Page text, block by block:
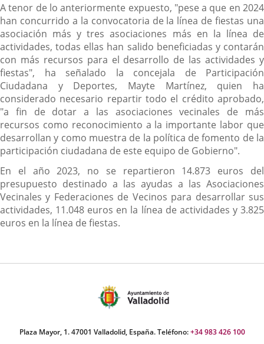
A tenor de lo anteriormente expuesto, "pese a que en 2024
han concurrido a la convocatoria de la línea de fiestas una
asociación más y tres asociaciones más en la línea de
actividades, todas ellas han salido beneficiadas y contarán
con más recursos para el desarrollo de las actividades y
fiestas", ha señalado la concejala de Participación
Ciudadana y Deportes, Mayte Martínez, quien ha
considerado necesario repartir todo el crédito aprobado,
"a fin de dotar a las asociaciones vecinales de más
recursos como reconocimiento a la importante labor que
desarrollan y como muestra de la política de fomento de la
participación ciudadana de este equipo de Gobierno".
En el año 2023, no se repartieron 14.873 euros del
presupuesto destinado a las ayudas a las Asociaciones
Vecinales y Federaciones de Vecinos para desarrollar sus
actividades, 11.048 euros en la línea de actividades y 3.825
euros en la línea de fiestas.
Plaza Mayor, 1. 47001 Valladolid, España. Teléfono:+34 983 426 100